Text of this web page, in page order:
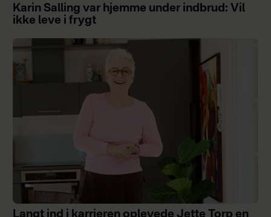
Karin Salling var hjemme under indbrud: Vil
ikke leve i frygt
Langt ind i karrieren oplevede Jette Torp en